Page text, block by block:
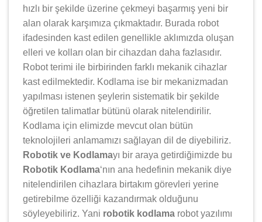
hızlı bir şekilde üzerine çekmeyi başarmış yeni bir
alan olarak karşımıza çıkmaktadır. Burada robot
ifadesinden kast edilen genellikle aklımızda oluşan
elleri ve kolları olan bir cihazdan daha fazlasıdır.
Robot terimi ile birbirinden farklı mekanik cihazlar
kast edilmektedir. Kodlama ise bir mekanizmadan
yapılması istenen şeylerin sistematik bir şekilde
öğretilen talimatlar bütünü olarak nitelendirilir.
Kodlama için elimizde mevcut olan bütün
teknolojileri anlamamızı sağlayan dil de diyebiliriz.
Robotik ve Kodlamayı bir araya getirdiğimizde bu
Robotik Kodlama‘nın ana hedefinin mekanik diye
nitelendirilen cihazlara birtakım görevleri yerine
getirebilme özelliği kazandırmak olduğunu
söyleyebiliriz. Yani robotik kodlama robot yazılımı